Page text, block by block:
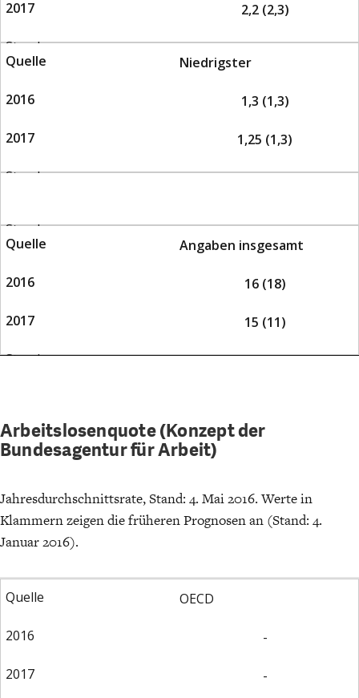
2,2 (2,3)
Niedrigster
1,3 (1,3)
1,25 (1,3)
Angaben insgesamt
16 (18)
15 (11)
Arbeitslosenquote (Konzept der
Bundesagentur für Arbeit)
Jahresdurchschnittsrate, Stand: 4. Mai 2016. Werte in
Klammern zeigen die früheren Prognosen an (Stand: 4.
Januar 2016).
OECD
-
-